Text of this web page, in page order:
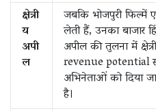
क्षेत्री
य
अपी
ल
जबकि भोजपुरी फिल्में
लेती हैं, उनका बाजार
अपील की तुलना में
revenue potential
अभिनेताओं को दिया
है।